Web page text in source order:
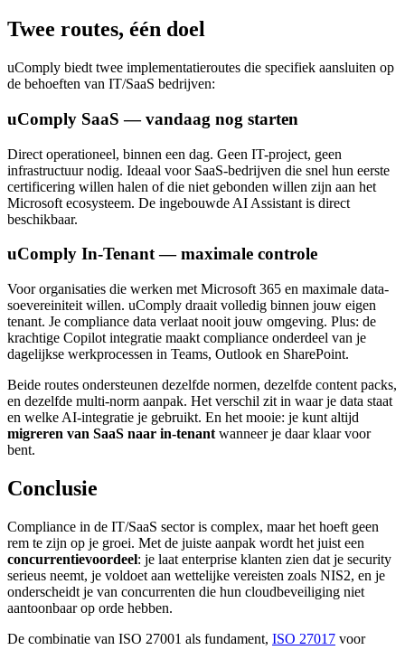
Twee routes, één doel
uComply biedt twee implementatieroutes die specifiek aansluiten op
de behoeften van IT/SaaS bedrijven:
uComply SaaS — vandaag nog starten
Direct operationeel, binnen een dag. Geen IT-project, geen
infrastructuur nodig. Ideaal voor SaaS-bedrijven die snel hun eerste
certificering willen halen of die niet gebonden willen zijn aan het
Microsoft ecosysteem. De ingebouwde AI Assistant is direct
beschikbaar.
uComply In-Tenant — maximale controle
Voor organisaties die werken met Microsoft 365 en maximale data-
soevereiniteit willen. uComply draait volledig binnen jouw eigen
tenant. Je compliance data verlaat nooit jouw omgeving. Plus: de
krachtige Copilot integratie maakt compliance onderdeel van je
dagelijkse werkprocessen in Teams, Outlook en SharePoint.
Beide routes ondersteunen dezelfde normen, dezelfde content packs,
en dezelfde multi-norm aanpak. Het verschil zit in waar je data staat
en welke AI-integratie je gebruikt. En het mooie: je kunt altijd
migreren van SaaS naar in-tenant wanneer je daar klaar voor
bent.
Conclusie
Compliance in de IT/SaaS sector is complex, maar het hoeft geen
rem te zijn op je groei. Met de juiste aanpak wordt het juist een
concurrentievoordeel: je laat enterprise klanten zien dat je security
serieus neemt, je voldoet aan wettelijke vereisten zoals NIS2, en je
onderscheidt je van concurrenten die hun cloudbeveiliging niet
aantoonbaar op orde hebben.
De combinatie van ISO 27001 als fundament, ISO 27017 voor